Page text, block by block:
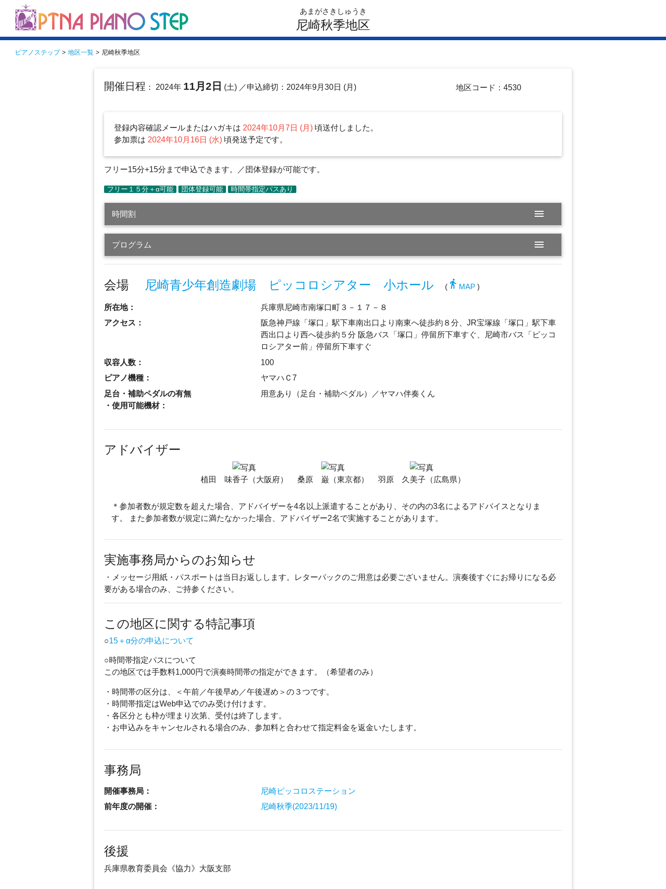
あまがさきしゅうき
尼崎秋季地区
ピアノステップ> 地区一覧 > 尼崎秋季地区
開催日程 ： 2024年 11月2日 (土) ／申込締切：2024年9月30日 (月) 地区コード：4530
登録内容確認メールまたはハガキは 2024年10月7日 (月)頃送付しました。
参加票は 2024年10月16日 (水)頃発送予定です。
フリー15分+15分まで申込できます。／団体登録が可能です。
時間割 menu
プログラム menu
会場 尼崎青少年創造劇場 ピッコロシアター 小ホール ( directions_walk MAP )
所在地：
兵庫県尼崎市南塚口町３－１７－８
アクセス：
阪急神戸線「塚口」駅下車南出口より南東へ徒歩約８分、JR宝塚線「塚口」駅下車
西出口より西へ徒歩約５分 阪急バス「塚口」停留所下車すぐ、尼崎市バス「ピッコ
ロシアター前」停留所下車すぐ
収容人数：
100
ピアノ機種：
ヤマハＣ7
足台・補助ペダルの有無
・使用可能機材：
用意あり（足台・補助ペダル）／ヤマハ伴奏くん
アドバイザー
植田 味香子（大阪府） 桑原 巌（東京都） 羽原 久美子（広島県）
＊参加者数が規定数を超えた場合、アドバイザーを4名以上派遣することがあり、その内の3名によるアドバイスとなりま
す。 また参加者数が規定に満たなかった場合、アドバイザー2名で実施することがあります。
実施事務局からのお知らせ
・メッセージ用紙・パスポートは当日お返しします。レターパックのご用意は必要ございません。演奏後すぐにお帰りになる必
要がある場合のみ、ご持参ください。
この地区に関する特記事項
○15＋α分の申込について
○時間帯指定パスについて
この地区では手数料1,000円で演奏時間帯の指定ができます。（希望者のみ）
・時間帯の区分は、＜午前／午後早め／午後遅め＞の３つです。
・時間帯指定はWeb申込でのみ受け付けます。
・各区分とも枠が埋まり次第、受付は終了します。
・お申込みをキャンセルされる場合のみ、参加料と合わせて指定料金を返金いたします。
事務局
開催事務局：
尼崎ピッコロステーション
前年度の開催：
尼崎秋季(2023/11/19)
後援
兵庫県教育委員会《協力》大阪支部